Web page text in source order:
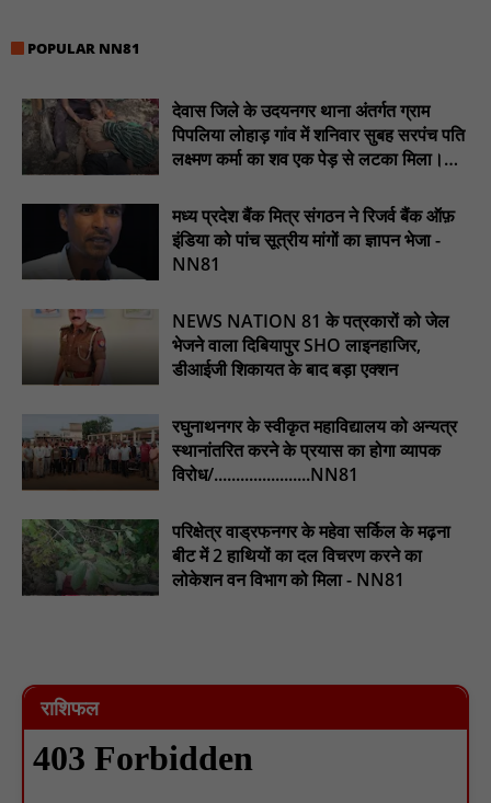
माँ के नाम' अभियान में हुआ वृक्षारोपण : NN81
जारी होने तक संघर्ष रहेगा : NN81
टिमरनी नगर व आसपास के ग्रामीण क्षेत्रों के स्कूल वाहन चालकों ने
तहसीलदार को सौंपा ज्ञापन, आज हड़ताल पर रहे सभी वाहन चालक : NN81
मस्तूरी जनपद पंचायत में 131 सरपंचों का प्रशिक्षण संपन्न, वीबी-जी राम-जी
अभियान के बदलावों और तकनीकी प्रबंधन की दी गई विस्तृत जानकारी :
NN81
किया उद्घाटन : NN81
पिड़ावा में आगामी त्योहारों को लेकर शांति समिति की बैठक आयोजित : NN81
POPULAR NN81
देवास जिले के उदयनगर थाना अंतर्गत ग्राम
पिपलिया लोहाड़ गांव में शनिवार सुबह सरपंच पति
लक्ष्मण कर्मा का शव एक पेड़ से लटका मिला।
मध्य प्रदेश बैंक मित्र संगठन ने रिजर्व बैंक ऑफ़
इंडिया को पांच सूत्रीय मांगों का ज्ञापन भेजा -
NN81
NEWS NATION 81 के पत्रकारों को जेल
भेजने वाला दिबियापुर SHO लाइनहाजिर,
डीआईजी शिकायत के बाद बड़ा एक्शन
रघुनाथनगर के स्वीकृत महाविद्यालय को अन्यत्र
स्थानांतरित करने के प्रयास का होगा व्यापक
विरोध/......................NN81
परिक्षेत्र वाड्रफनगर के महेवा सर्किल के मढ़ना
बीट में 2 हाथियों का दल विचरण करने का
लोकेशन वन विभाग को मिला - NN81
राशिफल